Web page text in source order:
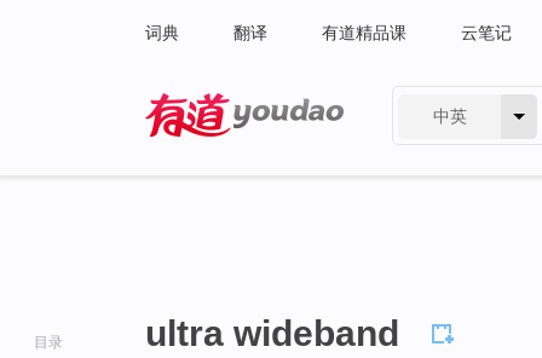
词典 翻译 有道精品课 云笔记
中英
目录 ultra wideband